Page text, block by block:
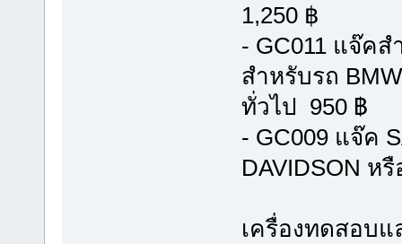
1,250 ฿
- GC011 แจ๊ค
สำหรับรถ
ทั่วไป 950 ฿
- GC009 แจ๊ค
DAVIDSON ห
เครื่องทดสอบ